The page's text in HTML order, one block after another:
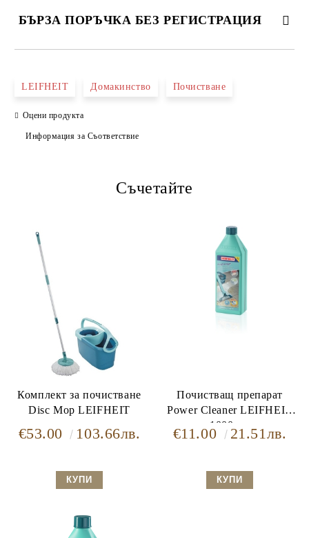
БЪРЗА ПОРЪЧКА БЕЗ РЕГИСТРАЦИЯ
Ние ще се свържем с вас в рамките на работния ден.
LEIFHEIT Домакинство Почистване
Оцени продукта
Информация за Съответствие
Съчетайте
Комплект за почистване
Disc Mop LEIFHEIT
€53.00 103.66лв.
Почистващ препарат
Power Cleaner LEIFHEIT
1000мл.
€11.00 21.51лв.